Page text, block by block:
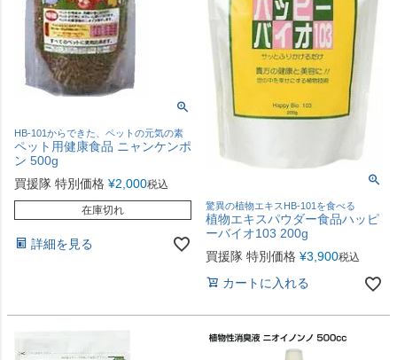
HB-101からできた、ペットの元気の素
ペット用健康食品 ニャンケンポ
ン 500g
買援隊 特別価格 ¥2,000税込
在庫切れ
詳細を見る
驚異の植物エキスHB-101を食べる
植物エキスパウダー食品ハッピ
ーバイオ103 200g
買援隊 特別価格 ¥3,900税込
カートに入れる